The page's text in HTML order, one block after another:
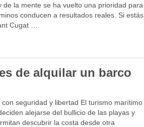
la mente se ha vuelto una prioridad para
conducen a resultados reales. Si estás
Cugat …
de alquilar un barco
seguridad y libertad El turismo marítimo
alejarse del bullicio de las playas y
descubrir la costa desde otra